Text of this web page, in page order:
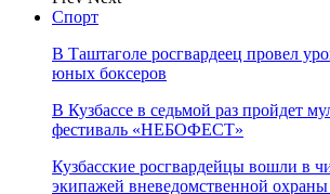
Спорт
В Таштаголе росгвардеец провел
юных боксеров
В Кузбассе в седьмой раз пройдет
фестиваль «НЕБОФЕСТ»
Кузбасские росгвардейцы вошли в
экипажей вневедомственной